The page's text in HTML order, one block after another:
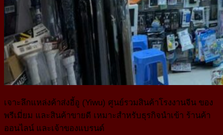
เจาะลึกแหล่งค้าส่งอี้อู (Yiwu) ศูนย์รวมสินค้าโรงงานจีน ของ
พรีเมี่ยม และสินค้าขายดี เหมาะสำหรับธุรกิจนำเข้า ร้านค้า
ออนไลน์ และเจ้าของแบรนด์